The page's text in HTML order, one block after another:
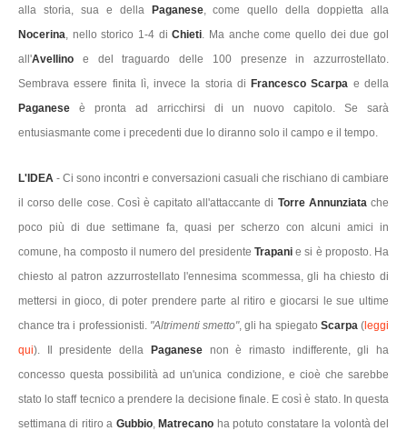
alla storia, sua e della
Paganese, come quello della doppietta alla
Nocerina, nello storico 1-4 diChieti. Ma anche come quello dei due gol
all'Avellino e del traguardo delle 100 presenze in azzurrostellato.
Sembrava essere finita lì, invece la storia di Francesco Scarpa e della
Paganese è pronta ad arricchirsi di un nuovo capitolo. Se sarà
entusiasmante come i precedenti due lo diranno solo il campo e il tempo.
L'IDEA - Ci sono incontri e conversazioni casuali che rischiano di cambiare
il corso delle cose. Così è capitato all'attaccante di Torre Annunziatache
poco più di due settimane fa, quasi per scherzo con alcuni amici in
comune, ha composto il numero del presidente Trapani e si è proposto. Ha
chiesto al patron azzurrostellato l'ennesima scommessa, gli ha chiesto di
mettersi in gioco, di poter prendere parte al ritiro e giocarsi le sue ultime
chance tra i professionisti. "Altrimenti smetto", gli ha spiegato Scarpa( leggi
qui). Il presidente della Paganese non è rimasto indifferente, gli ha
concesso questa possibilità ad un'unica condizione, e cioè che sarebbe
stato lo staff tecnico a prendere la decisione finale. E così è stato. In questa
settimana di ritiro a Gubbio, Matrecano ha potuto constatare la volontà del